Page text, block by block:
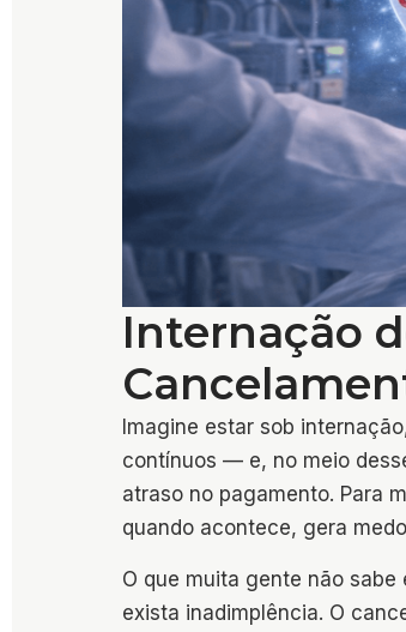
Internação
Imagine estar sob
contínuos — e, no meio
atraso no pagamento. Para
quando acontece, gera
O que muita gente não sabe
exista inadimplência. O